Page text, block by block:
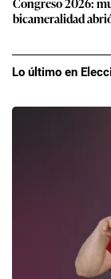
bicameralidad
Lo último en